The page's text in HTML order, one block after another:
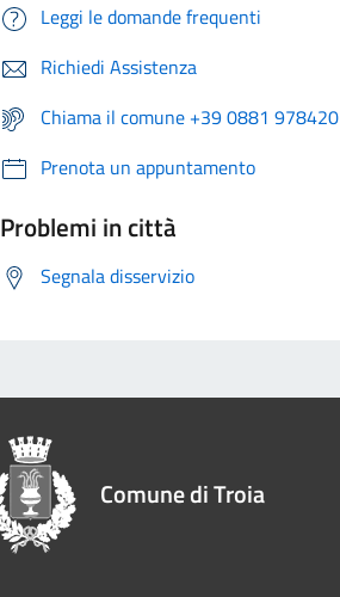
Leggi le domande frequenti
Richiedi Assistenza
Chiama il comune +39 0881 978420
Prenota un appuntamento
Problemi in città
Segnala disservizio
Comune di Troia